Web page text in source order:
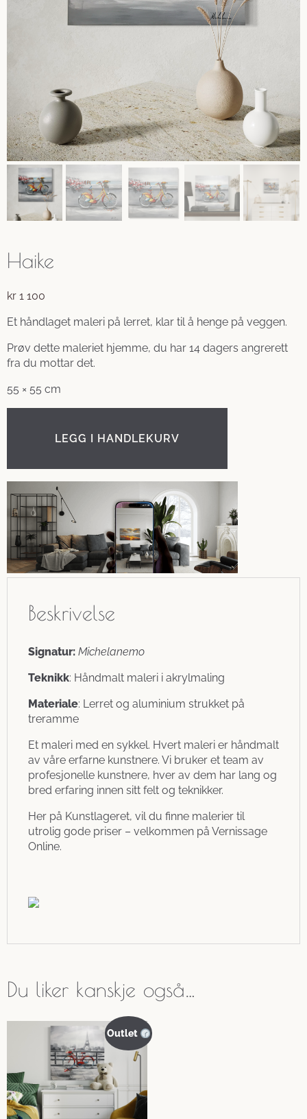
Haike
kr 1 100
Et håndlaget maleri på lerret, klar til å henge på veggen.
Prøv dette maleriet hjemme, du har 14 dagers angrerett
fra du mottar det.
55 × 55 cm
LEGG I HANDLEKURV
Beskrivelse
Signatur: Michelanemo
Teknikk: Håndmalt maleri i akrylmaling
Materiale: Lerret og aluminium strukket på
treramme
Et maleri med en sykkel. Hvert maleri er håndmalt
av våre erfarne kunstnere. Vi bruker et team av
profesjonelle kunstnere, hver av dem har lang og
bred erfaring innen sitt felt og teknikker.
Her på Kunstlageret, vil du finne malerier til
utrolig gode priser – velkommen på Vernissage
Online.
Du liker kanskje også…
Outlet